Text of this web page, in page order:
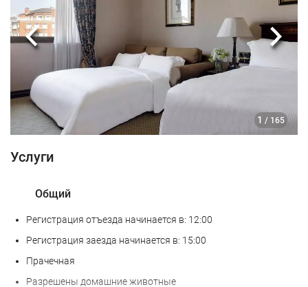
1 / 165
Предыдущий
Услуги
Общий
Регистрация отъезда начинается в: 12:00
Регистрация заезда начинается в: 15:00
Прачечная
Разрешены домашние животные